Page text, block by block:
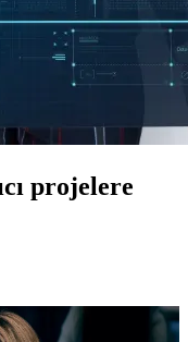
projelere